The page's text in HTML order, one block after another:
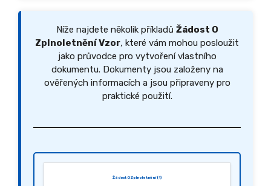
Níže najdete několik příkladů Žádost O
Zplnoletnění Vzor, které vám mohou posloužit
jako průvodce pro vytvoření vlastního
dokumentu. Dokumenty jsou založeny na
ověřených informacích a jsou připraveny pro
praktické použití.
Žádost O Zplnoletnění (1)